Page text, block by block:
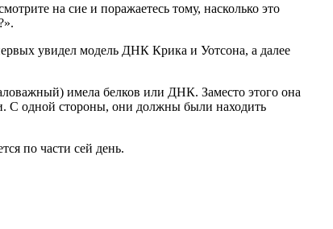
на сие и поражаетесь тому, насколько это
увидел модель ДНК Крика и Уотсона, а далее
имела белков или ДНК. Заместо этого она
С одной стороны, они должны были находить
по части сей день.